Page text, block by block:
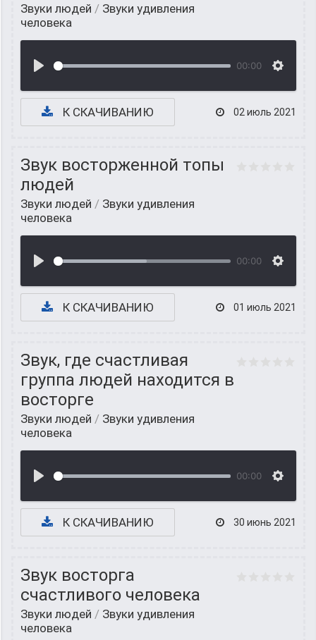
Звуки людей / Звуки удивления
человека
00:00
К СКАЧИВАНИЮ 02 июль 2021
Звук восторженной топы
людей
Звуки людей / Звуки удивления
человека
00:00
К СКАЧИВАНИЮ 01 июль 2021
Звук, где счастливая
группа людей находится в
восторге
Звуки людей / Звуки удивления
человека
00:00
К СКАЧИВАНИЮ 30 июнь 2021
Звук восторга
счастливого человека
Звуки людей / Звуки удивления
человека